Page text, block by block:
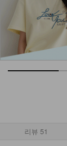
리뷰 51